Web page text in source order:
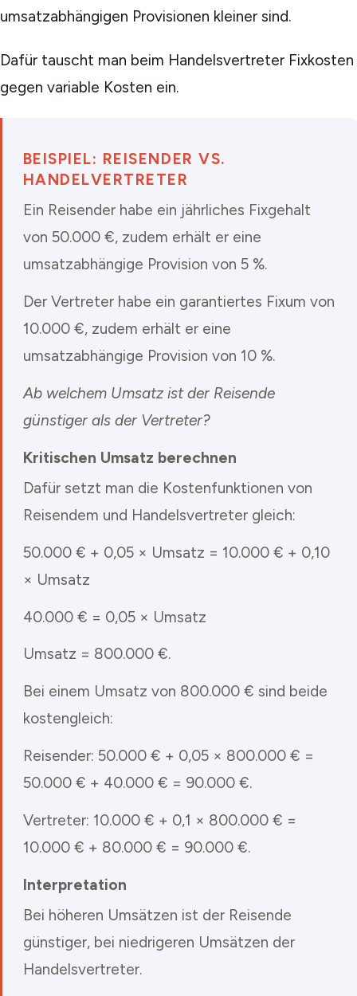
umsatzabhängigen Provisionen kleiner sind.
Dafür tauscht man beim Handelsvertreter Fixkosten
gegen variable Kosten ein.
BEISPIEL: REISENDER VS.
HANDELVERTRETER
Ein Reisender habe ein jährliches Fixgehalt
von 50.000 €, zudem erhält er eine
umsatzabhängige Provision von 5 %.
Der Vertreter habe ein garantiertes Fixum von
10.000 €, zudem erhält er eine
umsatzabhängige Provision von 10 %.
Ab welchem Umsatz ist der Reisende
günstiger als der Vertreter?
Kritischen Umsatz berechnen
Dafür setzt man die Kostenfunktionen von
Reisendem und Handelsvertreter gleich:
50.000 € + 0,05 × Umsatz = 10.000 € + 0,10
× Umsatz
40.000 € = 0,05 × Umsatz
Umsatz = 800.000 €.
Bei einem Umsatz von 800.000 € sind beide
kostengleich:
Reisender: 50.000 € + 0,05 × 800.000 € =
50.000 € + 40.000 € = 90.000 €.
Vertreter: 10.000 € + 0,1 × 800.000 € =
10.000 € + 80.000 € = 90.000 €.
Interpretation
Bei höheren Umsätzen ist der Reisende
günstiger, bei niedrigeren Umsätzen der
Handelsvertreter.